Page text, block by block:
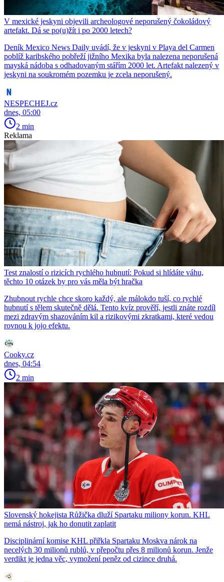
V mexické jeskyni objevili archeologové neporušený čokoládový
artefakt. Dá se po(u)žít i po 2000 letech?
Deník Mexico News Daily uvádí, že v jeskyni v Playa del Carmen
poblíž karibského pobřeží jižního Mexika byla nalezena neporušená
mayská nádoba s odhadovaným stářím 2000 let. Artefakt nalezený v
jeskyni na soukromém pozemku je zcela neporušený.
NESPECHEJ.cz
dnes, 05:00
2 min
Reklama
Test znalostí o rizicích rychlého hubnutí: Pokud si hlídáte váhu,
těchto 10 otázek by pro vás měla být hračka
Zhubnout rychle chce skoro každý, ale málokdo tuší, co rychlé
hubnutí s tělem skutečně dělá. Tento kvíz prověří, jestli znáte rozdíl
mezi zdravým shazováním kil a rizikovými zkratkami, které vedou
rovnou k jojo efektu.
Cooky.cz
dnes, 04:54
2 min
Slovenský hokejista Růžička dluží Spartaku miliony korun. KHL
nemá nástroj, jak ho donutit zaplatit
Disciplinární komise KHL přiřkla Spartaku Moskva nárok na
necelých 30 milionů rublů, v přepočtu přes 8 milionů korun. Jenže
verdikt je jedna věc, vymožení peněz od cizince druhá.